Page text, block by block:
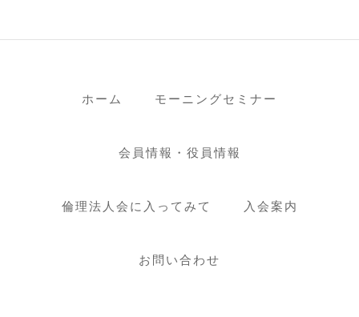
ホーム モーニングセミナー
会員情報・役員情報
倫理法人会に入ってみて 入会案内
お問い合わせ